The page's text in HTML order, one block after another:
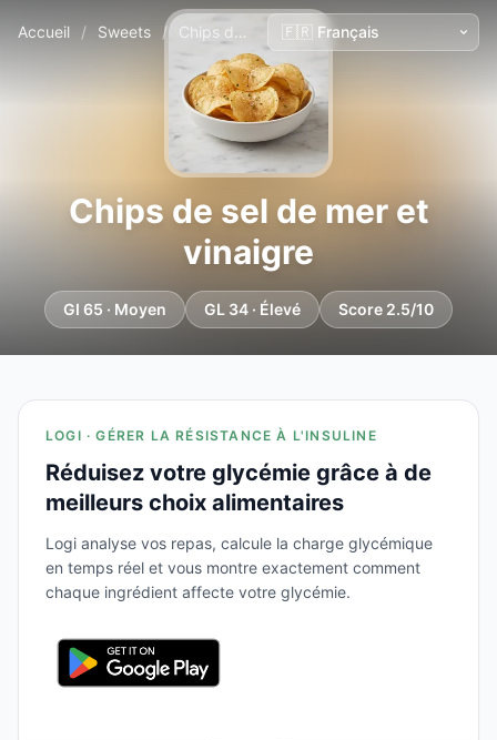
Accueil / Sweets / Chips de sel de mer et vinaigre
Chips de sel de mer et
vinaigre
GI 65 · Moyen GL 34 · Élevé Score 2.5/10
LOGI · GÉRER LA RÉSISTANCE À L'INSULINE
Réduisez votre glycémie grâce à de
meilleurs choix alimentaires
Logi analyse vos repas, calcule la charge glycémique
en temps réel et vous montre exactement comment
chaque ingrédient affecte votre glycémie.